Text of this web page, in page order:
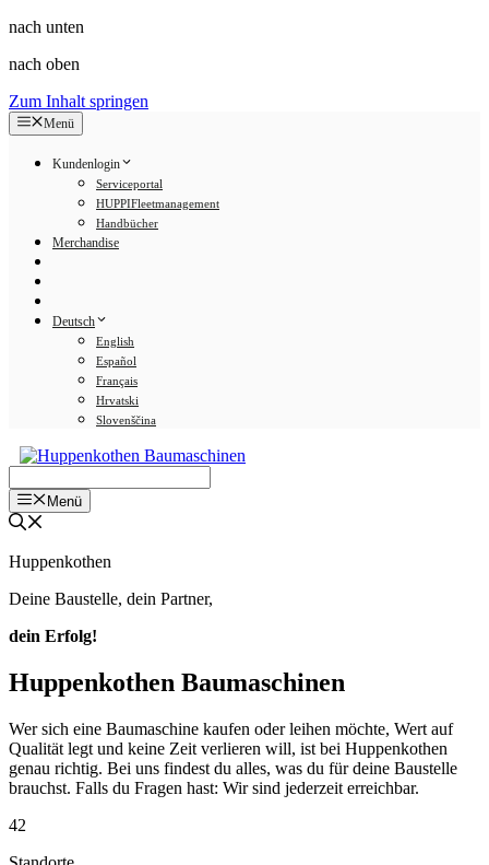
nach unten
nach oben
Zum Inhalt springen
Menü
Kundenlogin
Serviceportal
HUPPIFleetmanagement
Handbücher
Merchandise
Deutsch
English
Español
Français
Hrvatski
Slovenščina
Menü
Huppenkothen
Deine Baustelle, dein Partner,
dein Erfolg!
Huppenkothen Baumaschinen
Wer sich eine Baumaschine kaufen oder leihen möchte, Wert auf
Qualität legt und keine Zeit verlieren will, ist bei Huppenkothen
genau richtig. Bei uns findest du alles, was du für deine Baustelle
brauchst. Falls du Fragen hast: Wir sind jederzeit erreichbar.
42